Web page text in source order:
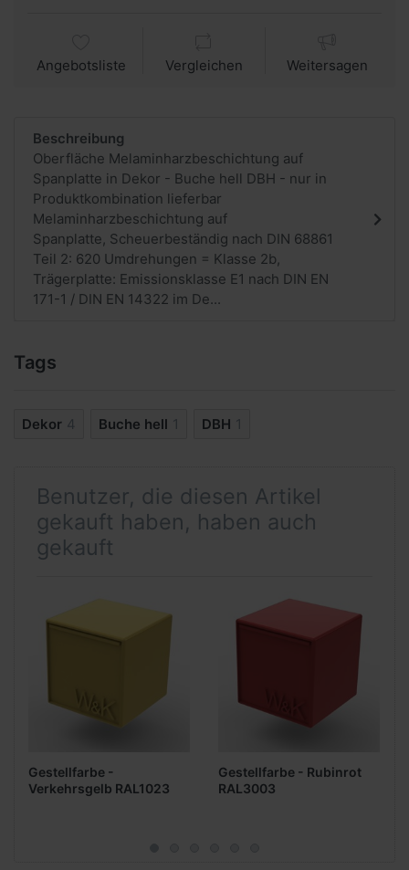
Angebotsliste Vergleichen Weitersagen
Beschreibung
Oberfläche Melaminharzbeschichtung auf
Spanplatte in Dekor - Buche hell DBH - nur in
Produktkombination lieferbar
Melaminharzbeschichtung auf
Spanplatte, Scheuerbeständig nach DIN 68861
Teil 2: 620 Umdrehungen = Klasse 2b,
Trägerplatte: Emissionsklasse E1 nach DIN EN
171-1 / DIN EN 14322 im De...
Tags
Dekor 4 Buche hell 1 DBH 1
Benutzer, die diesen Artikel
gekauft haben, haben auch
gekauft
Gestellfarbe -
Verkehrsgelb RAL1023
Gestellfarbe - Rubinrot
RAL3003